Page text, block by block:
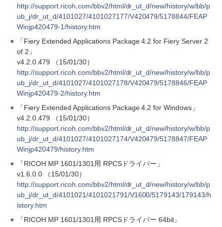
http://support.ricoh.com/bbv2/html/dr_ut_d/new/history/w/bb/p
ub_j/dr_ut_d/4101027/4101027177/V420479/5178844/FEAP
Winjp420479-1/history.htm
「Fiery Extended Applications Package 4.2 for Fiery Server 2
of 2」
v4.2.0.479 （15/01/30）
http://support.ricoh.com/bbv2/html/dr_ut_d/new/history/w/bb/p
ub_j/dr_ut_d/4101027/4101027178/V420479/5178846/FEAP
Winjp420479-2/history.htm
「Fiery Extended Applications Package 4.2 for Windows」
v4.2.0.479 （15/01/30）
http://support.ricoh.com/bbv2/html/dr_ut_d/new/history/w/bb/p
ub_j/dr_ut_d/4101027/4101027174/V420479/5178847/FEAP
Winjp420479/history.htm
「RICOH MP 1601/1301用 RPCSドライバー」
v1.6.0.0 （15/01/30）
http://support.ricoh.com/bbv2/html/dr_ut_d/new/history/w/bb/p
ub_j/dr_ut_d/4101021/4101021791/V1600/5179143/179143/h
istory.htm
「RICOH MP 1601/1301用 RPCSドライバー 64bit」